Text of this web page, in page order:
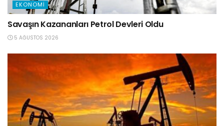
EKONOMI
Savaşın Kazananları Petrol Devleri Oldu
5 AĞUSTOS 2026